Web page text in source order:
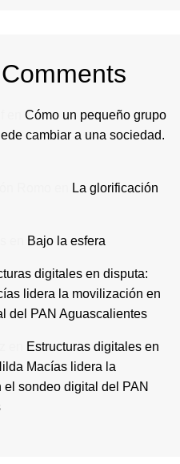
Cómo un pequeño grupo
cambiar a una sociedad.
La glorificación
Bajo la esfera
digitales en disputa:
lidera la movilización en
del PAN Aguascalientes
Estructuras digitales en
Macías lidera la
sondeo digital del PAN